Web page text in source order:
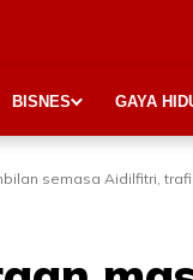
BISNES GAYA
semasa Aidilfitri,